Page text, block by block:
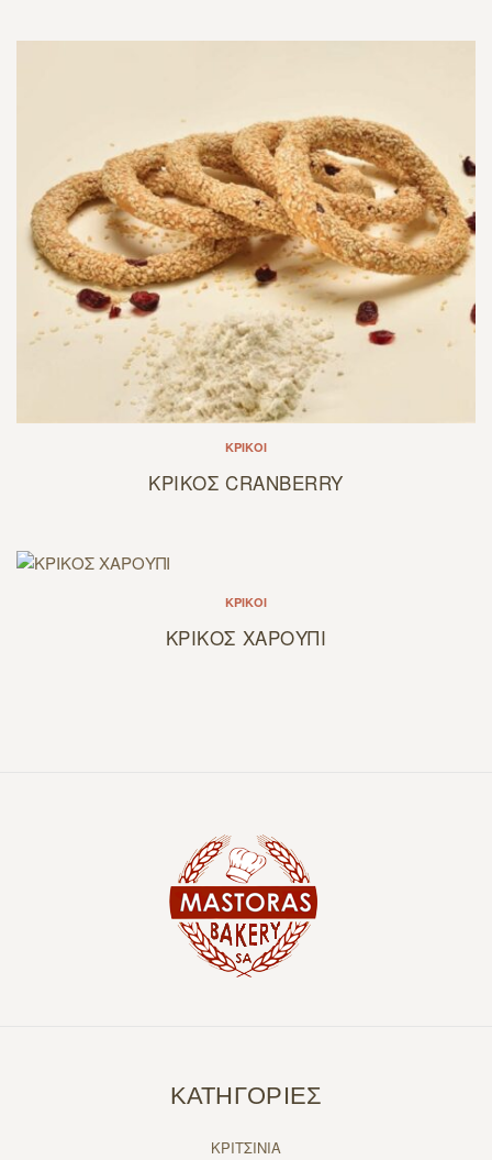
ΚΡΊΚΟΙ
ΚΡΙΚΟΣ CRANBERRY
ΚΡΊΚΟΙ
ΚΡΙΚΟΣ ΧΑΡΟΥΠΙ
ΚΑΤΗΓΟΡΙΕΣ
ΚΡΙΤΣΙΝΙΑ